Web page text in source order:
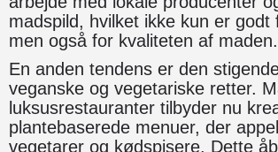
madspild, hvilket ikke kun er godt
men også for kvaliteten af maden.
En anden tendens er den
veganske og vegetariske retter.
luksusrestauranter tilbyder nu
plantebaserede menuer, der
vegetarer og kødspisere. Dette